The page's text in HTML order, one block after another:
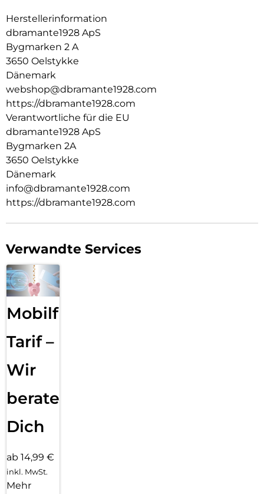
Herstellerinformation
dbramante1928 ApS
Bygmarken 2 A
3650 Oelstykke
Dänemark
webshop@dbramante1928.com
https://dbramante1928.com
Verantwortliche für die EU
dbramante1928 ApS
Bygmarken 2A
3650 Oelstykke
Dänemark
info@dbramante1928.com
https://dbramante1928.com
Verwandte Services
Mobilfunk
Tarif –
Wir
beraten
Dich
ab 14,99 €
inkl. MwSt.
Mehr